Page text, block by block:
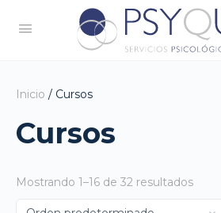
Inicio / Cursos
Cursos
Mostrando 1–16 de 32 resultados